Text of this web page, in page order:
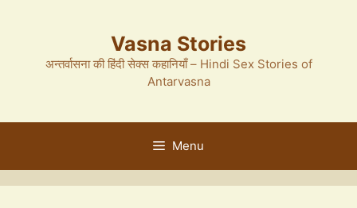
Vasna Stories
अन्तर्वासना की हिंदी सेक्स कहानियाँ – Hindi Sex Stories of
Antarvasna
Menu